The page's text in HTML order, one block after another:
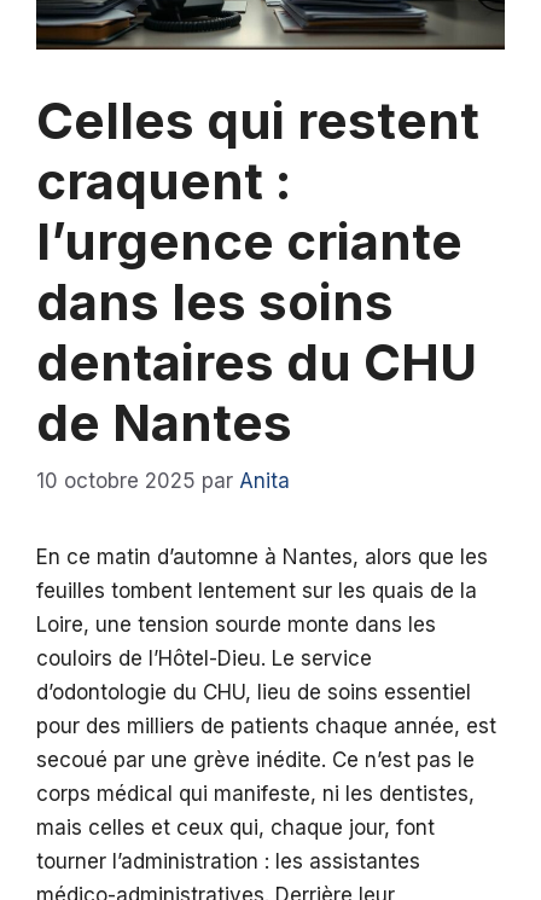
Celles qui restent
craquent :
l’urgence criante
dans les soins
dentaires du CHU
de Nantes
10 octobre 2025 par Anita
En ce matin d’automne à Nantes, alors que les
feuilles tombent lentement sur les quais de la
Loire, une tension sourde monte dans les
couloirs de l’Hôtel-Dieu. Le service
d’odontologie du CHU, lieu de soins essentiel
pour des milliers de patients chaque année, est
secoué par une grève inédite. Ce n’est pas le
corps médical qui manifeste, ni les dentistes,
mais celles et ceux qui, chaque jour, font
tourner l’administration : les assistantes